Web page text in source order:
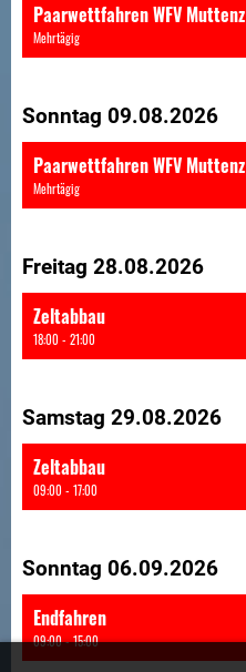
Paarwettfahren WFV Muttenz
Mehrtägig
Sonntag 09.08.2026
Paarwettfahren WFV Muttenz
Mehrtägig
Freitag 28.08.2026
Zeltabbau
18:00 - 21:00
Samstag 29.08.2026
Zeltabbau
09:00 - 17:00
Sonntag 06.09.2026
Endfahren
09:00 - 15:00